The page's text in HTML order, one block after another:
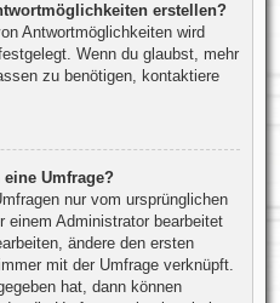
erstellen?
Antwortmöglichkeiten wird
Wenn du glaubst, mehr
zu benötigen, kontaktiere
Umfrage?
nur vom ursprünglichen
einem Administrator bearbeitet
ändere den ersten
mit der Umfrage verknüpft.
hat, dann können